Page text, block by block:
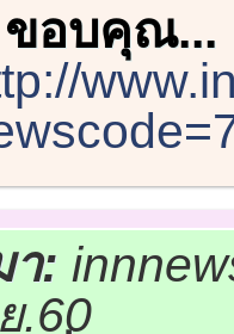
ขอบคุณ...
า:
.60